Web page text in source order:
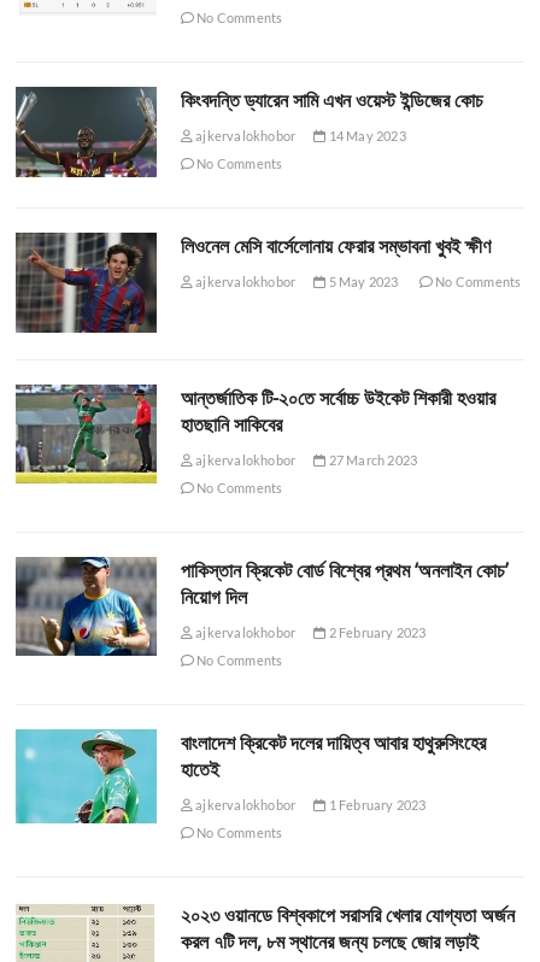
No Comments
কিংবদন্তি ড্যারেন সামি এখন ওয়েস্ট ইন্ডিজের কোচ
ajkervalokhobor
14 May 2023
No Comments
লিওনেল মেসি বার্সেলোনায় ফেরার সম্ভাবনা খুবই ক্ষীণ
ajkervalokhobor 5 May 2023 No Comments
আন্তর্জাতিক টি-২০তে সর্বোচ্চ উইকেট শিকারী হওয়ার
হাতছানি সাকিবের
ajkervalokhobor
27 March 2023
No Comments
পাকিস্তান ক্রিকেট বোর্ড বিশ্বের প্রথম ‘অনলাইন কোচ’
নিয়োগ দিল
ajkervalokhobor
2 February 2023
No Comments
বাংলাদেশ ক্রিকেট দলের দায়িত্ব আবার হাথুরুসিংহের
হাতেই
ajkervalokhobor
1 February 2023
No Comments
২০২৩ ওয়ানডে বিশ্বকাপে সরাসরি খেলার যোগ্যতা অর্জন
করল ৭টি দল, ৮ম স্থানের জন্য চলছে জোর লড়াই